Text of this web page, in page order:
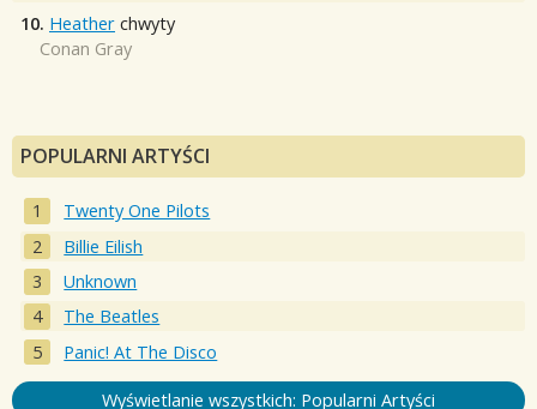
10. Heather chwyty
Conan Gray
POPULARNI ARTYŚCI
Twenty One Pilots
Billie Eilish
Unknown
The Beatles
Panic! At The Disco
Wyświetlanie wszystkich: Popularni Artyści